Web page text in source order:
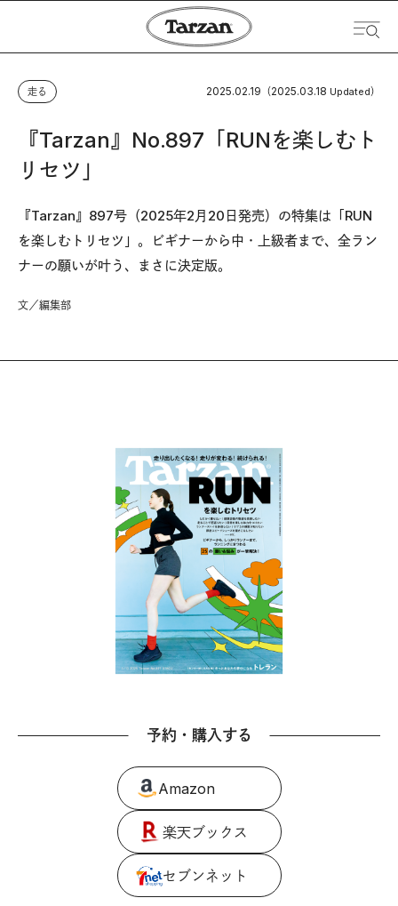
走る 2025.02.19 （2025.03.18 Updated）
『Tarzan』No.897「RUNを楽しむト
リセツ」
『Tarzan』897号（2025年2月20日発売）の特集は「RUN
を楽しむトリセツ」。ビギナーから中・上級者まで、全ラン
ナーの願いが叶う、まさに決定版。
文／編集部
予約・購入する
Amazon
楽天ブックス
セブンネット